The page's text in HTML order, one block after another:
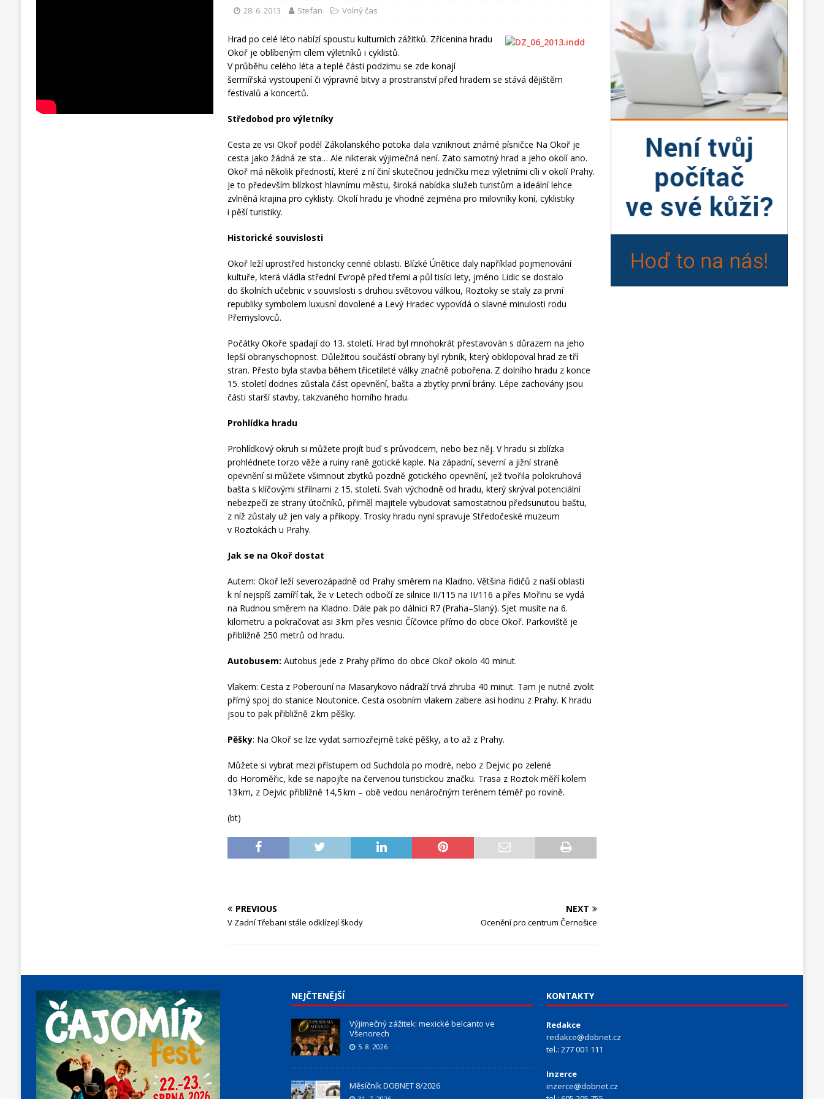
28. 6. 2013 Stefan Volný čas
Hrad po celé léto nabízí spoustu kulturních zážitků. Zřícenina hradu
Okoř je oblíbeným cílem výletníků i cyklistů.
V průběhu celého léta a teplé části podzimu se zde konají
šermířská vystoupení či výpravné bitvy a prostranství před hradem se stává dějištěm
festivalů a koncertů.
Středobod pro výletníky
Cesta ze vsi Okoř podél Zákolanského potoka dala vzniknout známé písničce Na Okoř je
cesta jako žádná ze sta… Ale nikterak výjimečná není. Zato samotný hrad a jeho okolí ano.
Okoř má několik předností, které z ní činí skutečnou jedničku mezi výletními cíli v okolí Prahy.
Je to především blízkost hlavnímu městu, široká nabídka služeb turistům a ideální lehce
zvlněná krajina pro cyklisty. Okolí hradu je vhodné zejména pro milovníky koní, cyklistiky
i pěší turistiky.
Historické souvislosti
Okoř leží uprostřed historicky cenné oblasti. Blízké Únětice daly například pojmenování
kultuře, která vládla střední Evropě před třemi a půl tisíci lety, jméno Lidic se dostalo
do školních učebnic v souvislosti s druhou světovou válkou, Roztoky se staly za první
republiky symbolem luxusní dovolené a Levý Hradec vypovídá o slavné minulosti rodu
Přemyslovců.
Počátky Okoře spadají do 13. století. Hrad byl mnohokrát přestavován s důrazem na jeho
lepší obranyschopnost. Důležitou součástí obrany byl rybník, který obklopoval hrad ze tří
stran. Přesto byla stavba během třicetileté války značně pobořena. Z dolního hradu z konce
15. století dodnes zůstala část opevnění, bašta a zbytky první brány. Lépe zachovány jsou
části starší stavby, takzvaného horního hradu.
Prohlídka hradu
Prohlídkový okruh si můžete projít buď s průvodcem, nebo bez něj. V hradu si zblízka
prohlédnete torzo věže a ruiny raně gotické kaple. Na západní, severní a jižní straně
opevnění si můžete všimnout zbytků pozdně gotického opevnění, jež tvořila polokruhová
bašta s klíčovými střílnami z 15. století. Svah východně od hradu, který skrýval potenciální
nebezpečí ze strany útočníků, přiměl majitele vybudovat samostatnou předsunutou baštu,
z níž zůstaly už jen valy a příkopy. Trosky hradu nyní spravuje Středočeské muzeum
v Roztokách u Prahy.
Jak se na Okoř dostat
Autem: Okoř leží severozápadně od Prahy směrem na Kladno. Většina řidičů z naší oblasti
k ní nejspíš zamíří tak, že v Letech odbočí ze silnice II/115 na II/116 a přes Mořinu se vydá
na Rudnou směrem na Kladno. Dále pak po dálnici R7 (Praha–Slaný). Sjet musíte na 6.
kilometru a pokračovat asi 3 km přes vesnici Číčovice přímo do obce Okoř. Parkoviště je
přibližně 250 metrů od hradu.
Autobusem:Autobus jede z Prahy přímo do obce Okoř okolo 40 minut.
Vlakem: Cesta z Poberouní na Masarykovo nádraží trvá zhruba 40 minut. Tam je nutné zvolit
přímý spoj do stanice Noutonice. Cesta osobním vlakem zabere asi hodinu z Prahy. K hradu
jsou to pak přibližně 2 km pěšky.
Pěšky: Na Okoř se lze vydat samozřejmě také pěšky, a to až z Prahy.
Můžete si vybrat mezi přístupem od Suchdola po modré, nebo z Dejvic po zelené
do Horoměřic, kde se napojíte na červenou turistickou značku. Trasa z Roztok měří kolem
13 km, z Dejvic přibližně 14,5 km – obě vedou nenáročným terénem téměř po rovině.
(bt)
PREVIOUS
V Zadní Třebani stále odklízejí škody
NEXT
Ocenění pro centrum Černošice
NEJČTENĚJŠÍ
Výjimečný zážitek: mexické belcanto ve
Všenorech
5. 8. 2026
Měsíčník DOBNET 8/2026
KONTAKTY
Redakce
redakce@dobnet.cz
tel.: 277 001 111
Inzerce
inzerce@dobnet.cz